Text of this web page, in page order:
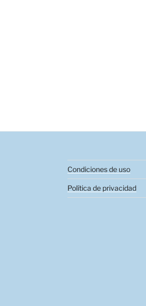
Condiciones de uso
Política de privacidad